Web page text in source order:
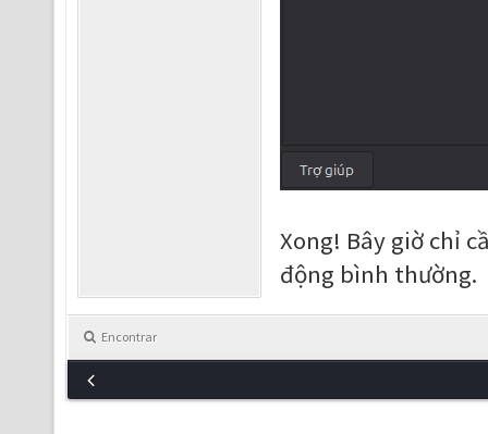
Xong! Bây giờ chỉ
động bình thường.
Encontrar